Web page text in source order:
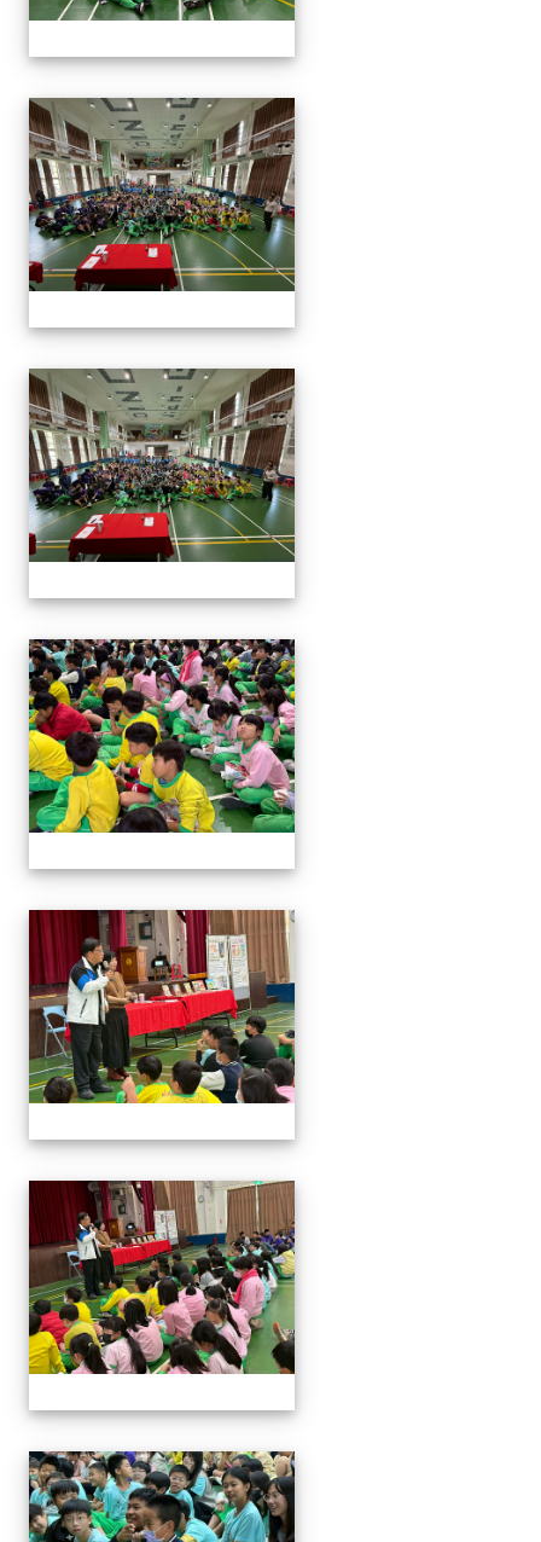
114與作家有約_林佑儒老師
114與作家有約_林佑儒老師
114與作家有約_林佑儒老師
114與作家有約_林佑儒老師
114與作家有約_林佑儒老師